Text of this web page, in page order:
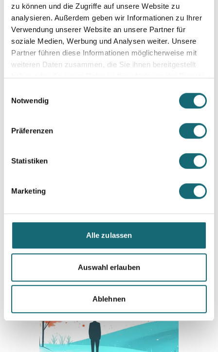
zu können und die Zugriffe auf unsere Website zu
analysieren. Außerdem geben wir Informationen zu Ihrer
Verwendung unserer Website an unsere Partner für
soziale Medien, Werbung und Analysen weiter. Unsere
Partner führen diese Informationen möglicherweise mit
weiteren Daten zusammen, die Sie ihnen bereitgestellt
haben oder die sie im Rahmen Ihrer Nutzung der Dienste
Notwendig
Präferenzen
Statistiken
Marketing
Alle zulassen
Auswahl erlauben
Ablehnen
Leben
Trauerbewältigung mit Hypnose
- Dein Weg zu innerer Ruhe
weiterlesen
Tröstende Worte - Trauerkarte
weiterlesen